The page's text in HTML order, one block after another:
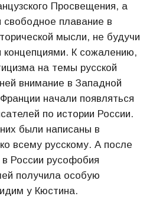
Просвещения, а
свободное плавание в
мысли, не будучи
К сожалению,
на темы русской
внимание в Западной
начали появляться
по истории России.
были написаны в
всему русскому. А после
России русофобия
получила особую
у Кюстина.